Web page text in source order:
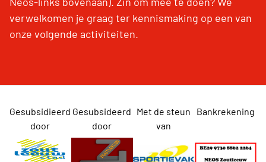
verwelkomen je graag ter kennismaking op een van
onze volgende activiteiten.
Gesubsidieerd
door
Gesubsideerd
door
Met de steun
van
Bankrekening